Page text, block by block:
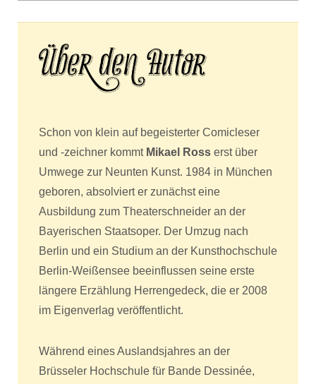
Schon von klein auf begeisterter Comicleser
und -zeichner kommt Mikael Ross erst über
Umwege zur Neunten Kunst. 1984 in München
geboren, absolviert er zunächst eine
Ausbildung zum Theaterschneider an der
Bayerischen Staatsoper. Der Umzug nach
Berlin und ein Studium an der Kunsthochschule
Berlin-Weißensee beeinflussen seine erste
längere Erzählung Herrengedeck, die er 2008
im Eigenverlag veröffentlicht.
Während eines Auslandsjahres an der
Brüsseler Hochschule für Bande Dessinée,